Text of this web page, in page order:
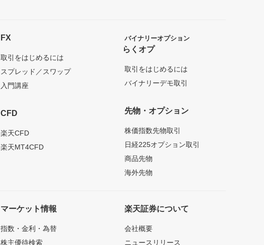
FX
取引をはじめるには
スプレッド／スワップ
入門講座
CFD
楽天CFD
楽天MT4CFD
バイナリーオプション
らくオプ
取引をはじめるには
バイナリーデモ取引
先物・オプション
株価指数先物取引
日経225オプション取引
商品先物
海外先物
マーケット情報
指数・金利・為替
株主優待検索
楽天証券について
会社概要
ニュースリリース